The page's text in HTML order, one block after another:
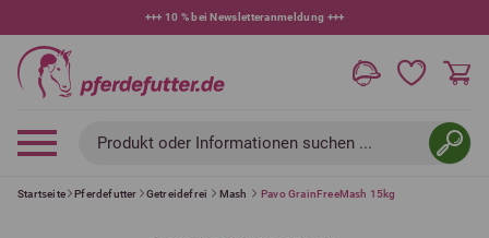
+++ 10 % bei Newsletteranmeldung +++
Produkt oder Informationen suchen ...
Startseite Pferdefutter Getreidefrei Mash Pavo GrainFreeMash 15kg